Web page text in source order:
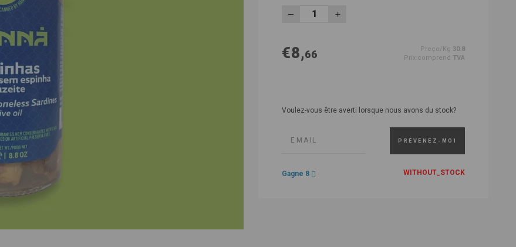
€8,66 Preço/Kg 30.8
Prix comprend TVA
Voulez-vous être averti lorsque nous avons du stock?
PRÉVENEZ-MOI
Gagne 8 WITHOUT_STOCK